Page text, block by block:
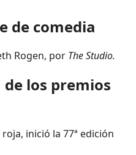
de comedia
Rogen, por The Studio.
los premios
inició la 77ª edición